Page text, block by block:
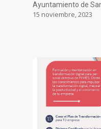
Ayuntamiento de
15 noviembre, 2023